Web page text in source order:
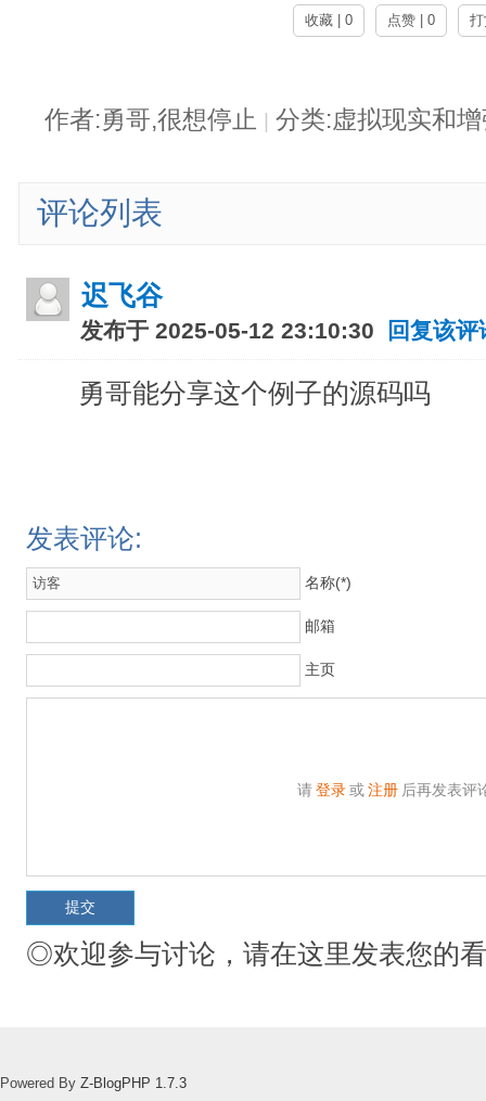
收藏 | 0 点赞 | 0
作者:勇哥,很想停止 分类:虚拟现实和
评论列表
迟飞谷
发布于 2025-05-12 23:10:30 回复该评
勇哥能分享这个例子的源码吗
发表评论:
名称(*)
邮箱
主页
请 登录 或 注册 后再发表评
◎欢迎参与讨论，请在这里发表您的
Powered By Z-BlogPHP 1.7.3